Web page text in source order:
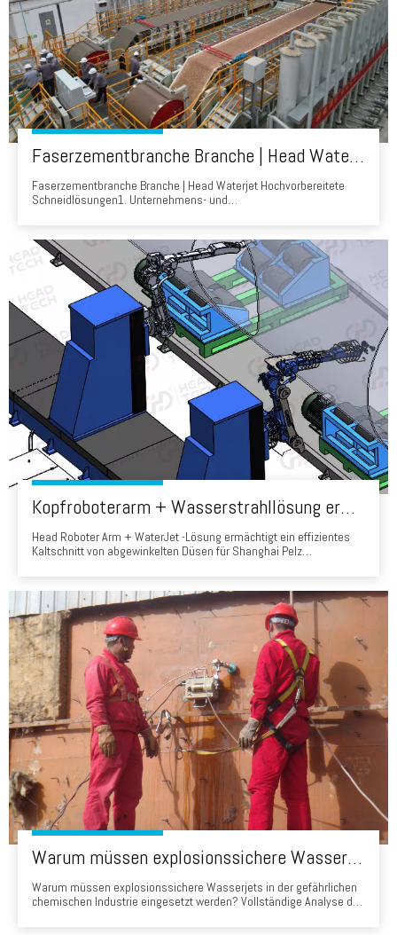
Faserzementbranche Branche | Head Waterjet Hochvor-Präparat-Schneidlösungen
Faserzementbranche Branche | Head Waterjet Hochvorbereitete
Schneidlösungen1. Unternehmens- und
Kopfroboterarm + Wasserstrahllösung ermöglicht das effiziente Kaltschnitt von abgewinkelten Düsen für Shanghai Pelz -Druckgefäße
Head Roboter Arm + WaterJet -Lösung ermächtigt ein effizientes
Kaltschnitt von abgewinkelten Düsen für Shanghai Pelz
Warum müssen explosionssichere Wasserjets in der gefährlichen chemischen Industrie eingesetzt werden? Vollständige Analyse tragbarer Wasserstrahlschneidelösungen
Warum müssen explosionssichere Wasserjets in der gefährlichen
chemischen Industrie eingesetzt werden? Vollständige Analyse der